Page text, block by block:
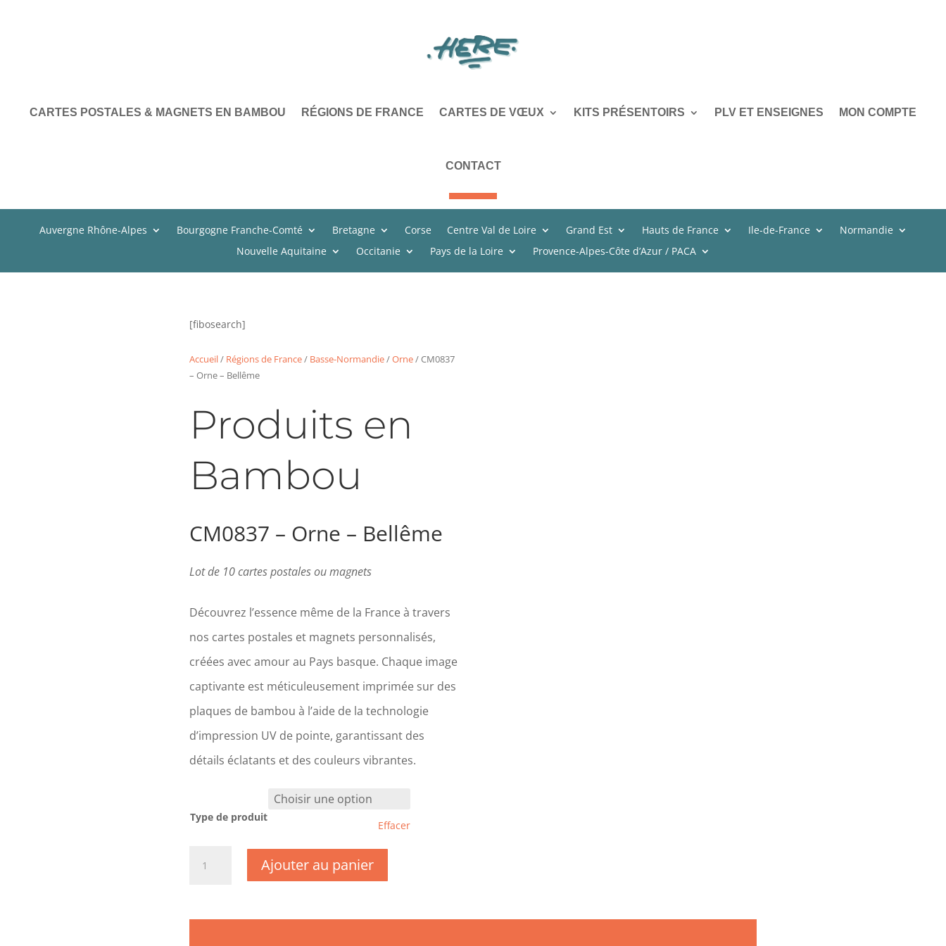
CARTES POSTALES & MAGNETS EN BAMBOU RÉGIONS DE FRANCE CARTES DE VŒUX KITS PRÉSENTOIRS PLV ET ENSEIGNES MON COMPTE
CONTACT
Auvergne Rhône-Alpes Bourgogne Franche-Comté Bretagne Corse Centre Val de Loire Grand Est Hauts de France Ile-de-France
Normandie
Nouvelle Aquitaine
Occitanie Pays de la Loire Provence-Alpes-Côte d’Azur / PACA
[fibosearch]
Accueil/ Régions de France/ Basse-Normandie/Orne/ CM0837
– Orne – Bellême
Produits en
Bambou
CM0837 – Orne – Bellême
Lot de 10 cartes postales ou magnets
Découvrez l’essence même de la France à travers
nos cartes postales et magnets personnalisés,
créées avec amour au Pays basque. Chaque image
captivante est méticuleusement imprimée sur des
plaques de bambou à l’aide de la technologie
d’impression UV de pointe, garantissant des
détails éclatants et des couleurs vibrantes.
Type de produit
Effacer
Orne
Ajouter au panier